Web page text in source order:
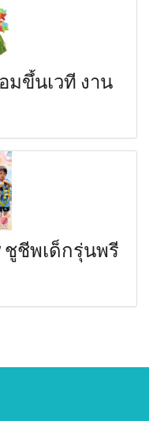
ขึ้นเวที งาน
ชูชีพเด็กรุ่นพรี